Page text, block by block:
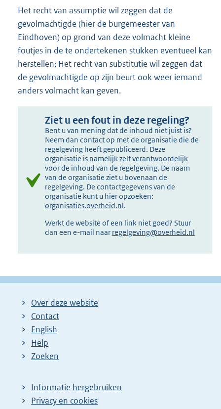
Het recht van assumptie wil zeggen dat de
gevolmachtigde (hier de burgemeester van
Eindhoven) op grond van deze volmacht kleine
foutjes in de te ondertekenen stukken eventueel kan
herstellen; Het recht van substitutie wil zeggen dat
de gevolmachtigde op zijn beurt ook weer iemand
anders volmacht kan geven.
Ziet u een fout in deze regeling?
Bent u van mening dat de inhoud niet juist is?
Neem dan contact op met de organisatie die de
regelgeving heeft gepubliceerd. Deze
organisatie is namelijk zelf verantwoordelijk
voor de inhoud van de regelgeving. De naam
van de organisatie ziet u bovenaan de
regelgeving. De contactgegevens van de
organisatie kunt u hier opzoeken:
organisaties.overheid.nl.
Werkt de website of een link niet goed? Stuur
dan een e-mail naar regelgeving@overheid.nl
Over deze website
Contact
English
Help
Zoeken
Informatie hergebruiken
Privacy en cookies